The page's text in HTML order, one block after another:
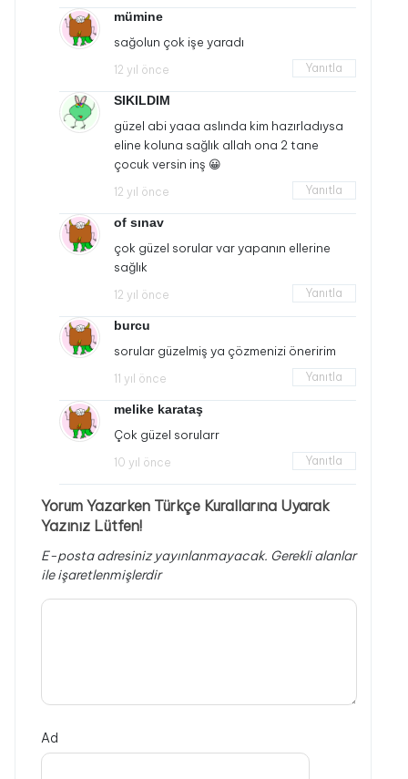
mümine
sağolun çok işe yaradı
12 yıl önce Yanıtla
SIKILDIM
güzel abi yaaa aslında kim hazırladıysa
eline koluna sağlık allah ona 2 tane
çocuk versin inş 😀
12 yıl önce Yanıtla
of sınav
çok güzel sorular var yapanın ellerine
sağlık
12 yıl önce Yanıtla
burcu
sorular güzelmiş ya çözmenizi öneririm
11 yıl önce Yanıtla
melike karataş
Çok güzel sorularr
10 yıl önce Yanıtla
Yorum Yazarken Türkçe Kurallarına Uyarak
Yazınız Lütfen!
E-posta adresiniz yayınlanmayacak. Gerekli alanlar
ile işaretlenmişlerdir
Ad